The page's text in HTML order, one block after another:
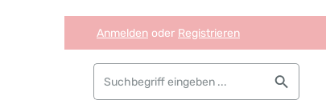
Zum Hauptinhalt springen
Zur Suche springen
Zur Hauptnavigation springen
Anmelden oder Registrieren